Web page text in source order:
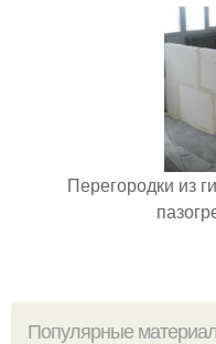
Перегородки из
Популярные